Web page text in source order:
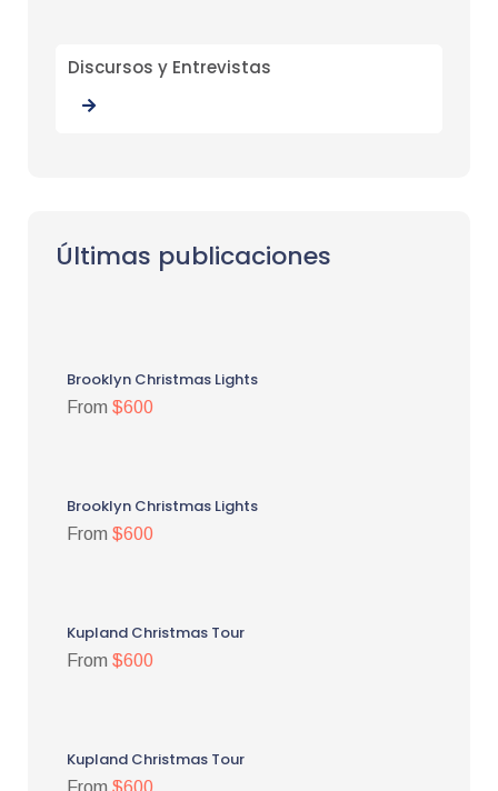
Discursos y Entrevistas
Últimas publicaciones
Brooklyn Christmas Lights
From $600
Brooklyn Christmas Lights
From $600
Kupland Christmas Tour
From $600
Kupland Christmas Tour
From $600